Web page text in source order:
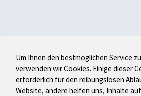
Um Ihnen den bestmöglichen Service
verwenden wir Cookies. Einige dieser
erforderlich für den reibungslosen
Website, andere helfen uns, Inhalte